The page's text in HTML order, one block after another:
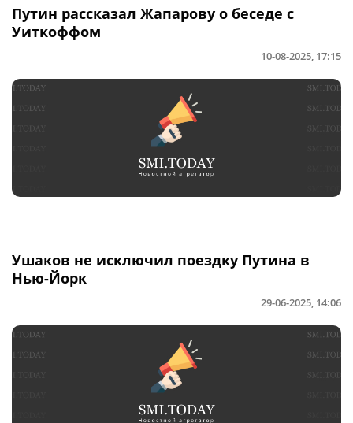
Путин рассказал Жапарову о беседе с
Уиткоффом
10-08-2025, 17:15
Ушаков не исключил поездку Путина в
Нью-Йорк
29-06-2025, 14:06